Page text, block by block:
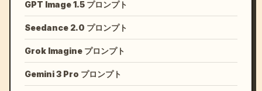
GPT Image 1.5 プロンプト
Seedance 2.0 プロンプト
Grok Imagine プロンプト
Gemini 3 Pro プロンプト